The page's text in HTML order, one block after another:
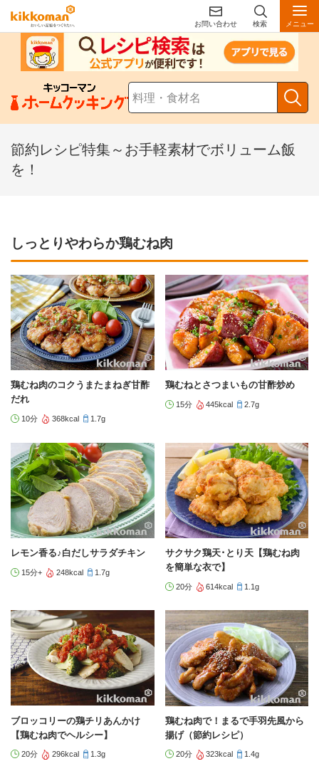
お問い合わせ 検索 メニュー
節約レシピ特集～お手軽素材でボリューム飯
を！
しっとりやわらか鶏むね肉
鶏むね肉のコクうまたまねぎ甘酢
だれ
10分 368kcal 1.7g
鶏むねとさつまいもの甘酢炒め
15分 445kcal 2.7g
レモン香る♪白だしサラダチキン
15分+ 248kcal 1.7g
サクサク鶏天･とり天【鶏むね肉
を簡単な衣で】
20分 614kcal 1.1g
ブロッコリーの鶏チリあんかけ
【鶏むね肉でヘルシー】
20分 296kcal 1.3g
鶏むね肉で！まるで手羽先風から
揚げ（節約レシピ）
20分 323kcal 1.4g